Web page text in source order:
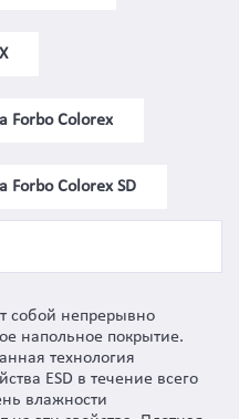
Forbo Colorex
Forbo Colorex SD
собой непрерывно
напольное покрытие.
технология
ESD в течение всего
влажности